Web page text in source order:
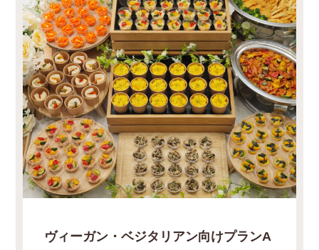
ヴィーガン・ベジタリアン向けプランA